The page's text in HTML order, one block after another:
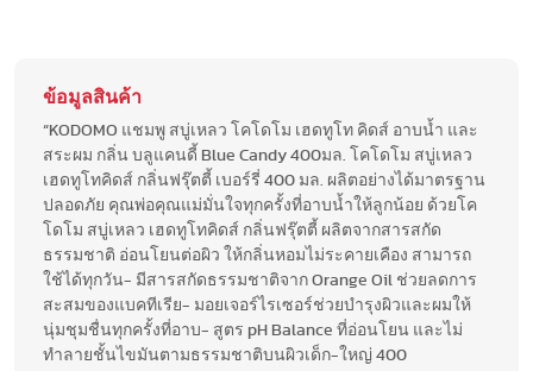
ข้อมูลสินค้า
“KODOMO แชมพู สบู่เหลว โคโดโม เฮดทูโท คิดส์ อาบน้ำ และ
สระผม กลิ่น บลูแคนดี้ Blue Candy 400มล. โคโดโม สบู่เหลว
เฮดทูโทคิดส์ กลิ่นฟรุ๊ตตี้ เบอร์รี่ 400 มล. ผลิตอย่างได้มาตรฐาน
ปลอดภัย คุณพ่อคุณแม่มั่นใจทุกครั้งที่อาบน้ำให้ลูกน้อย ด้วยโค
โดโม สบู่เหลว เฮดทูโทคิดส์ กลิ่นฟรุ๊ตตี้ ผลิตจากสารสกัด
ธรรมชาติ อ่อนโยนต่อผิว ให้กลิ่นหอมไม่ระคายเคือง สามารถ
ใช้ได้ทุกวัน- มีสารสกัดธรรมชาติจาก Orange Oil ช่วยลดการ
สะสมของแบคทีเรีย- มอยเจอร์ไรเซอร์ช่วยบำรุงผิวและผมให้
นุ่มชุมชื่นทุกครั้งที่อาบ- สูตร pH Balance ที่อ่อนโยน และไม่
ทำลายชั้นไขมันตามธรรมชาติบนผิวเด็ก-ใหญ่ 400